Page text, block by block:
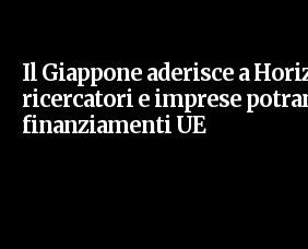
Il Giappone aderisce a
ricercatori e imprese
finanziamenti UE